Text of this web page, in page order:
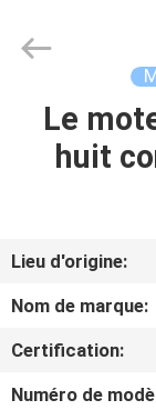
PRODUITS
À
DE
Junqi
International
Reserved.Le
huit
Lieu d'origine:
Nom de marque:
Certification:
Numéro de